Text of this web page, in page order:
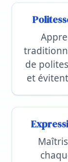
de
et